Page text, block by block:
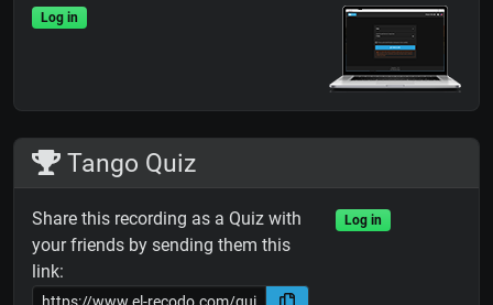
Log in
Tango Quiz
Share this recording as a Quiz with
your friends by sending them this
link:
Log in